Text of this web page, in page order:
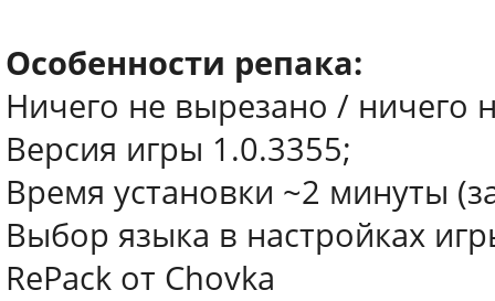
Особенности репака:
Ничего не вырезано / ничего
Версия игры 1.0.3355;
Время установки ~2 минуты
Выбор языка в настройках
RePack от Chovka